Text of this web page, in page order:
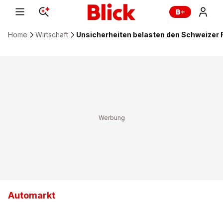
Home Wirtschaft Unsicherheiten belasten den Schweizer
Automarkt